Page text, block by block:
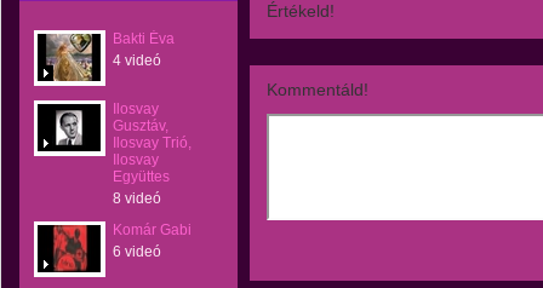
Bakti Éva
4 videó
Ilosvay
Gusztáv,
Ilosvay Trió,
Ilosvay
Együttes
8 videó
Komár Gabi
6 videó
Értékeld!
Kommentáld!